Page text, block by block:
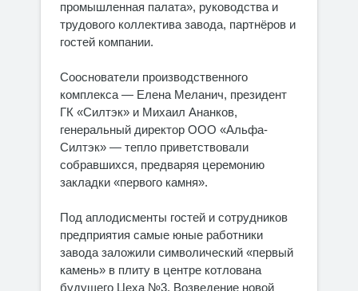
промышленная палата», руководства и
трудового коллектива завода, партнёров и
гостей компании.
Сооснователи производственного
комплекса — Елена Меланич, президент
ГК «Силтэк» и Михаил Ананков,
генеральный директор ООО «Альфа-
Силтэк» — тепло приветствовали
собравшихся, предваряя церемонию
закладки «первого камня».
Под аплодисменты гостей и сотрудников
предприятия самые юные работники
завода заложили символический «первый
камень» в плиту в центре котлована
будущего Цеха №3. Возведение новой